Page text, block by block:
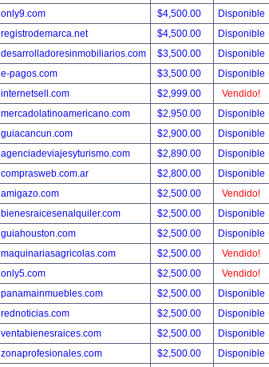
only9.com
$4,500.00
Disponible
registrodemarca.net
$4,500.00
Disponible
desarrolladoresinmobiliarios.com
$3,500.00
Disponible
e-pagos.com
$3,500.00
Disponible
internetsell.com
$2,999.00
Vendido!
mercadolatinoamericano.com
$2,950.00
Disponible
guiacancun.com
$2,900.00
Disponible
agenciadeviajesyturismo.com
$2,890.00
Disponible
comprasweb.com.ar
$2,800.00
Disponible
amigazo.com
$2,500.00
Vendido!
bienesraicesenalquiler.com
$2,500.00
Disponible
guiahouston.com
$2,500.00
Disponible
maquinariasagricolas.com
$2,500.00
Vendido!
only5.com
$2,500.00
Vendido!
panamainmuebles.com
$2,500.00
Disponible
rednoticias.com
$2,500.00
Disponible
ventabienesraices.com
$2,500.00
Disponible
zonaprofesionales.com
$2,500.00
Disponible